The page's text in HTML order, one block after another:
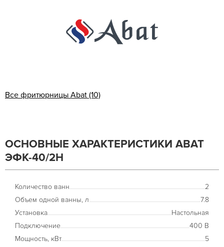
Все фритюрницы Abat (10)
ОСНОВНЫЕ ХАРАКТЕРИСТИКИ ABAT
ЭФК-40/2Н
Количество ванн
2
Объем одной ванны, л
7.8
Установка
Настольная
Подключение
400 В
Мощность, кВт
5